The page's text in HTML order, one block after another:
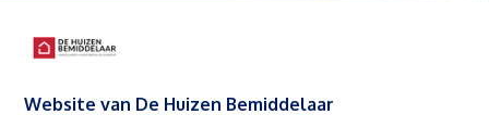
Website van De Huizen Bemiddelaar